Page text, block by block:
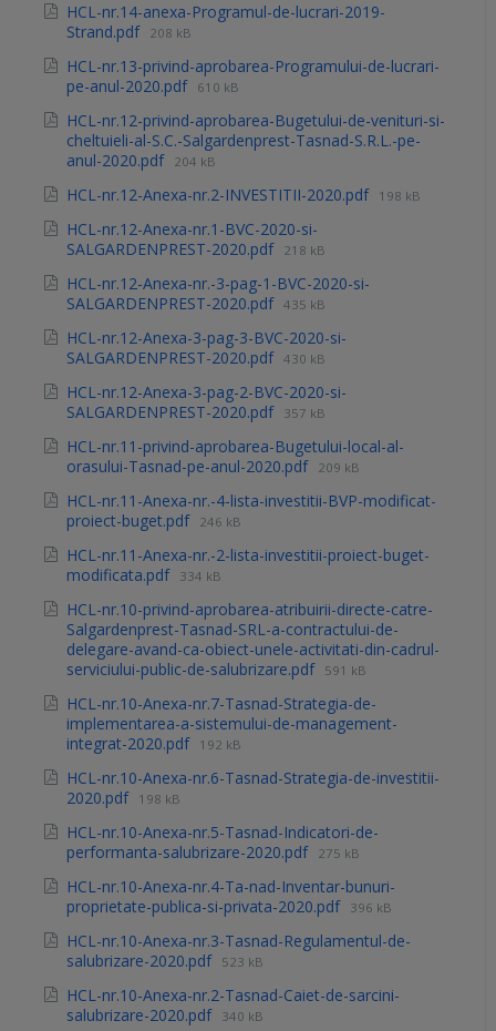
HCL-nr.14-anexa-Programul-de-lucrari-2019-
Strand.pdf 208 kB
HCL-nr.13-privind-aprobarea-Programului-de-lucrari-
pe-anul-2020.pdf 610 kB
HCL-nr.12-privind-aprobarea-Bugetului-de-venituri-si-
cheltuieli-al-S.C.-Salgardenprest-Tasnad-S.R.L.-pe-
anul-2020.pdf 204 kB
HCL-nr.12-Anexa-nr.2-INVESTITII-2020.pdf 198 kB
HCL-nr.12-Anexa-nr.1-BVC-2020-si-
SALGARDENPREST-2020.pdf 218 kB
HCL-nr.12-Anexa-nr.-3-pag-1-BVC-2020-si-
SALGARDENPREST-2020.pdf 435 kB
HCL-nr.12-Anexa-3-pag-3-BVC-2020-si-
SALGARDENPREST-2020.pdf 430 kB
HCL-nr.12-Anexa-3-pag-2-BVC-2020-si-
SALGARDENPREST-2020.pdf 357 kB
HCL-nr.11-privind-aprobarea-Bugetului-local-al-
orasului-Tasnad-pe-anul-2020.pdf 209 kB
HCL-nr.11-Anexa-nr.-4-lista-investitii-BVP-modificat-
proiect-buget.pdf 246 kB
HCL-nr.11-Anexa-nr.-2-lista-investitii-proiect-buget-
modificata.pdf 334 kB
HCL-nr.10-privind-aprobarea-atribuirii-directe-catre-
Salgardenprest-Tasnad-SRL-a-contractului-de-
delegare-avand-ca-obiect-unele-activitati-din-cadrul-
serviciului-public-de-salubrizare.pdf 591 kB
HCL-nr.10-Anexa-nr.7-Tasnad-Strategia-de-
implementarea-a-sistemului-de-management-
integrat-2020.pdf 192 kB
HCL-nr.10-Anexa-nr.6-Tasnad-Strategia-de-investitii-
2020.pdf 198 kB
HCL-nr.10-Anexa-nr.5-Tasnad-Indicatori-de-
performanta-salubrizare-2020.pdf 275 kB
HCL-nr.10-Anexa-nr.4-Ta-nad-Inventar-bunuri-
proprietate-publica-si-privata-2020.pdf 396 kB
HCL-nr.10-Anexa-nr.3-Tasnad-Regulamentul-de-
salubrizare-2020.pdf 523 kB
HCL-nr.10-Anexa-nr.2-Tasnad-Caiet-de-sarcini-
salubrizare-2020.pdf 340 kB